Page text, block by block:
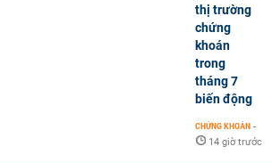
thị trường
chứng
khoán
trong
tháng 7
biến động
CHỨNG KHOÁN -
14 giờ trước